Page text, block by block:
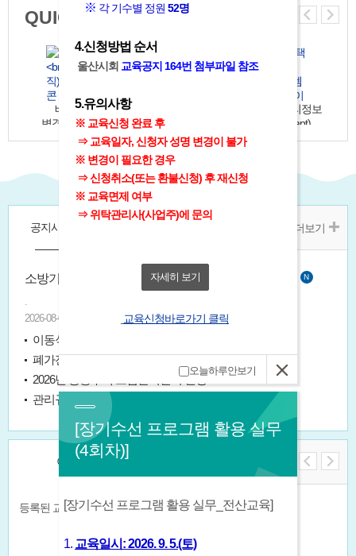
QUICK MENU
배치신고
변경(퇴직)신고
변경신고
공동주택관리정보
시스템(K-apt)
공지사항
.
2026-08-05
이동식 사다리 사용작업 안전관리 강화 협조 요청[한국산업안전보건공단]
폐가전수거함 운영 우수 공동주택 경진대회 안내
2026년 공동주택 모범관리단지 선정 홍보
관리규약 개정(안) 3단 비교표 공지 안내(2026.5.26.)
더보기
이달의 교육일정
등록된 교육 일정이 없습니다.
※ 각 기수별 정원 52명
4.신청방법 순서
울산시회 교육공지 164번 첨부파일 참조
5.유의사항
※ 교육신청 완료 후
⇒ 교육일자, 신청자 성명 변경이 불가
※ 변경이 필요한 경우
⇒ 신청취소(또는 환불신청) 후 재신청
※ 교육면제 여부
⇒ 위탁관리사(사업주)에 문의
자세히 보기
교육신청바로가기 클릭
오늘하루안보기
[장기수선 프로그램 활용 실무
(4회차)]
[장기수선 프로그램 활용 실무_전산교육]
1. 교육일시: 2026. 9. 5.(토)